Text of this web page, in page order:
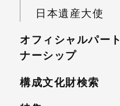
日本遺産大使
オフィシャルパート
ナーシップ
構成文化財検索